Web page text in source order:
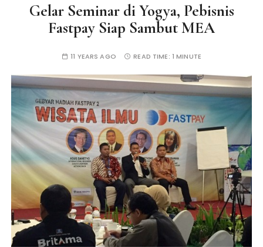
Gelar Seminar di Yogya, Pebisnis
Fastpay Siap Sambut MEA
11 YEARS AGO READ TIME: 1 MINUTE